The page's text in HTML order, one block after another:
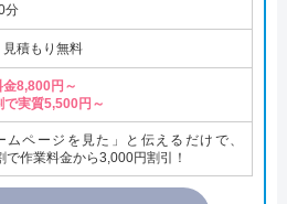
分
見積もり無料
8,800円～
で実質5,500円～
ムページを見た」と伝えるだけで、
で作業料金から3,000円割引！